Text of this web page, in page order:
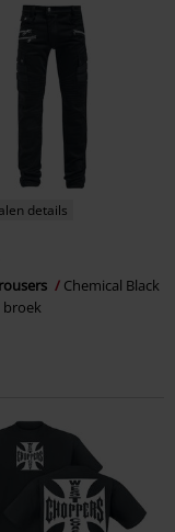
details
Chemical Black
broek